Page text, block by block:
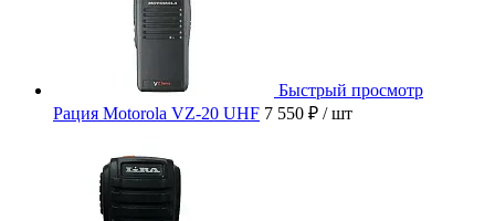
Быстрый просмотр
Рация Motorola VZ-20 UHF 7 550 ₽ / шт